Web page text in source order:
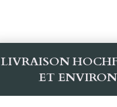
LIVRAISON
ET